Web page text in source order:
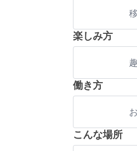
楽しみ方
働き方
こんな場所